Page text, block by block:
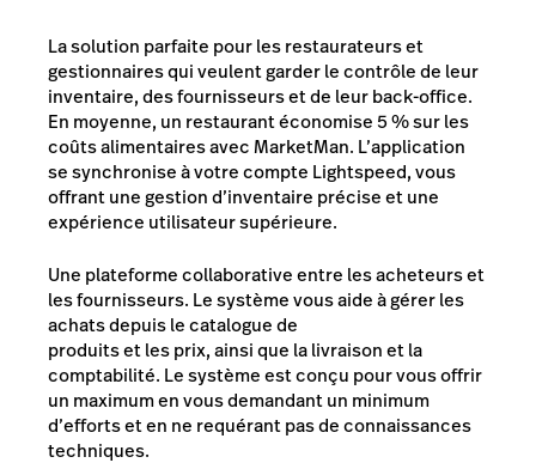
La solution parfaite pour les restaurateurs et
gestionnaires qui veulent garder le contrôle de leur
inventaire, des fournisseurs et de leur back-office.
En moyenne, un restaurant économise 5 % sur les
coûts alimentaires avec MarketMan. L’application
se synchronise à votre compte Lightspeed, vous
offrant une gestion d’inventaire précise et une
expérience utilisateur supérieure.
Une plateforme collaborative entre les acheteurs et
les fournisseurs. Le système vous aide à gérer les
achats depuis le catalogue de
produits et les prix, ainsi que la livraison et la
comptabilité. Le système est conçu pour vous offrir
un maximum en vous demandant un minimum
d’efforts et en ne requérant pas de connaissances
techniques.